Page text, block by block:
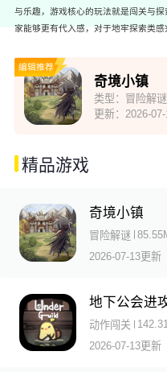
与乐趣，游戏核心的玩法就是闯关与
家能够更有代入感，对于地牢探索类感
编辑推荐
奇境小镇
类型： 冒险解谜
更新：2026-
精品游戏
奇境小镇
冒险解谜
2026-07-13更新
地下公会进
动作闯关
2026-07-13更新